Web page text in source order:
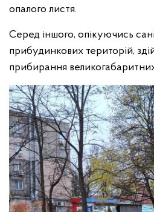
опалого листя.
Серед іншого, опікуючись
прибудинкових територій,
прибирання великогабаритних